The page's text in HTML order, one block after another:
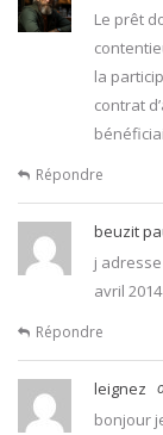
Le prêt
la
contrat
Répondre
beuzit
j
avril
Répondre
leignez
bonjour